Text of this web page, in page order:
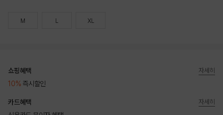
M L XL
쇼핑혜택
10% 즉시할인
자세히
카드혜택
자세히